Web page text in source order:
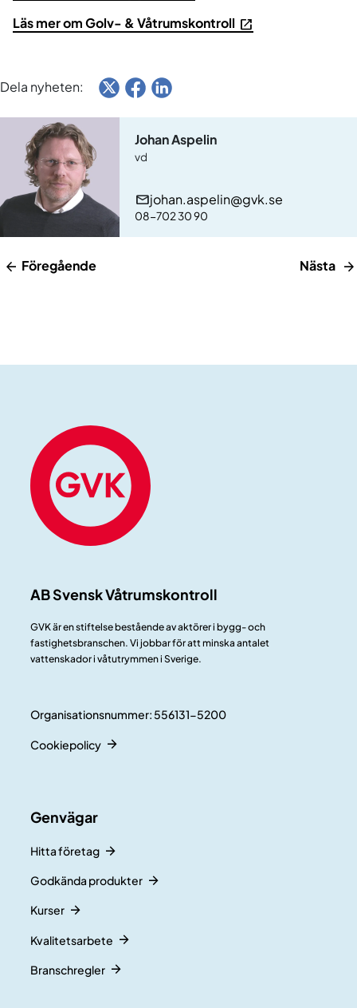
Läs mer om Golv- & Våtrumskontroll
Dela nyheten:
Johan Aspelin
vd
johan.aspelin@gvk.se
08-702 30 90
Föregående Nästa
AB Svensk Våtrumskontroll
GVK är en stiftelse bestående av aktörer i bygg- och
fastighetsbranschen. Vi jobbar för att minska antalet
vattenskador i våtutrymmen i Sverige.
Organisationsnummer: 556131-5200
Cookiepolicy
Genvägar
Hitta företag
Godkända produkter
Kurser
Kvalitetsarbete
Branschregler